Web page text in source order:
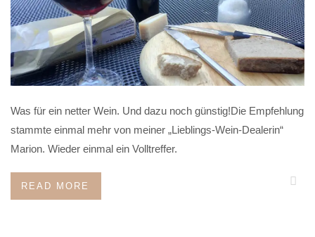
Was für ein netter Wein. Und dazu noch günstig!Die Empfehlung
stammte einmal mehr von meiner „Lieblings-Wein-Dealerin“
Marion. Wieder einmal ein Volltreffer.
READ MORE